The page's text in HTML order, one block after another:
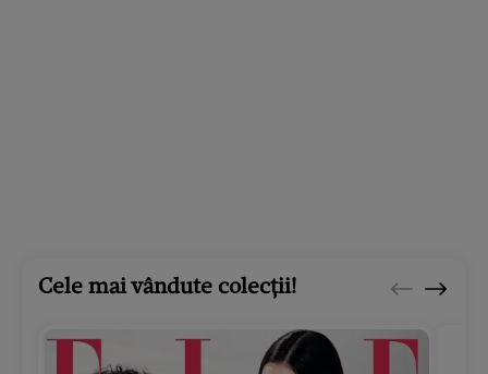
Cele mai vândute colecții!